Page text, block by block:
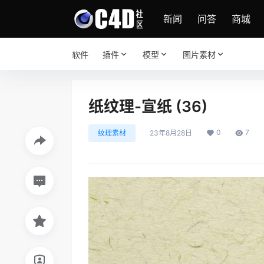
新闻 问答 商城
软件 插件 模型 图片素材
纸纹理-宣纸 (36)
纹理素材 23年8月28日 0 7